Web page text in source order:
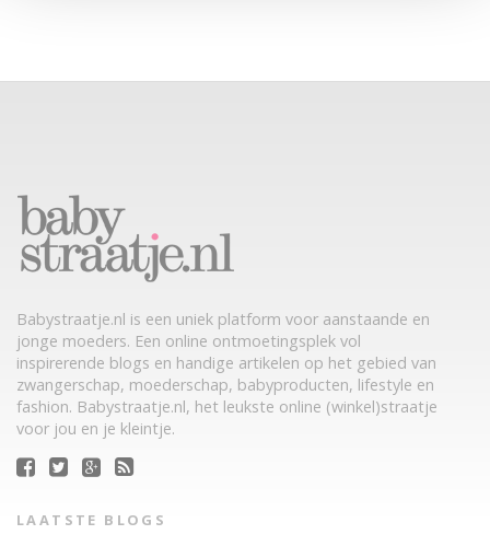
Babystraatje.nl is een uniek platform voor aanstaande en
jonge moeders. Een online ontmoetingsplek vol
inspirerende blogs en handige artikelen op het gebied van
zwangerschap, moederschap, babyproducten, lifestyle en
fashion. Babystraatje.nl, het leukste online (winkel)straatje
voor jou en je kleintje.
LAATSTE BLOGS